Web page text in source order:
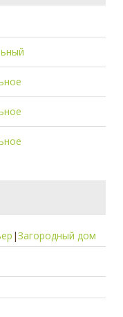
|Загородный дом